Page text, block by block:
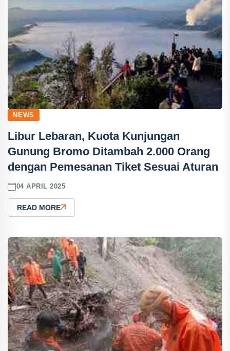
NEWS
Libur Lebaran, Kuota Kunjungan
Gunung Bromo Ditambah 2.000 Orang
dengan Pemesanan Tiket Sesuai Aturan
04 APRIL 2025
READ MORE